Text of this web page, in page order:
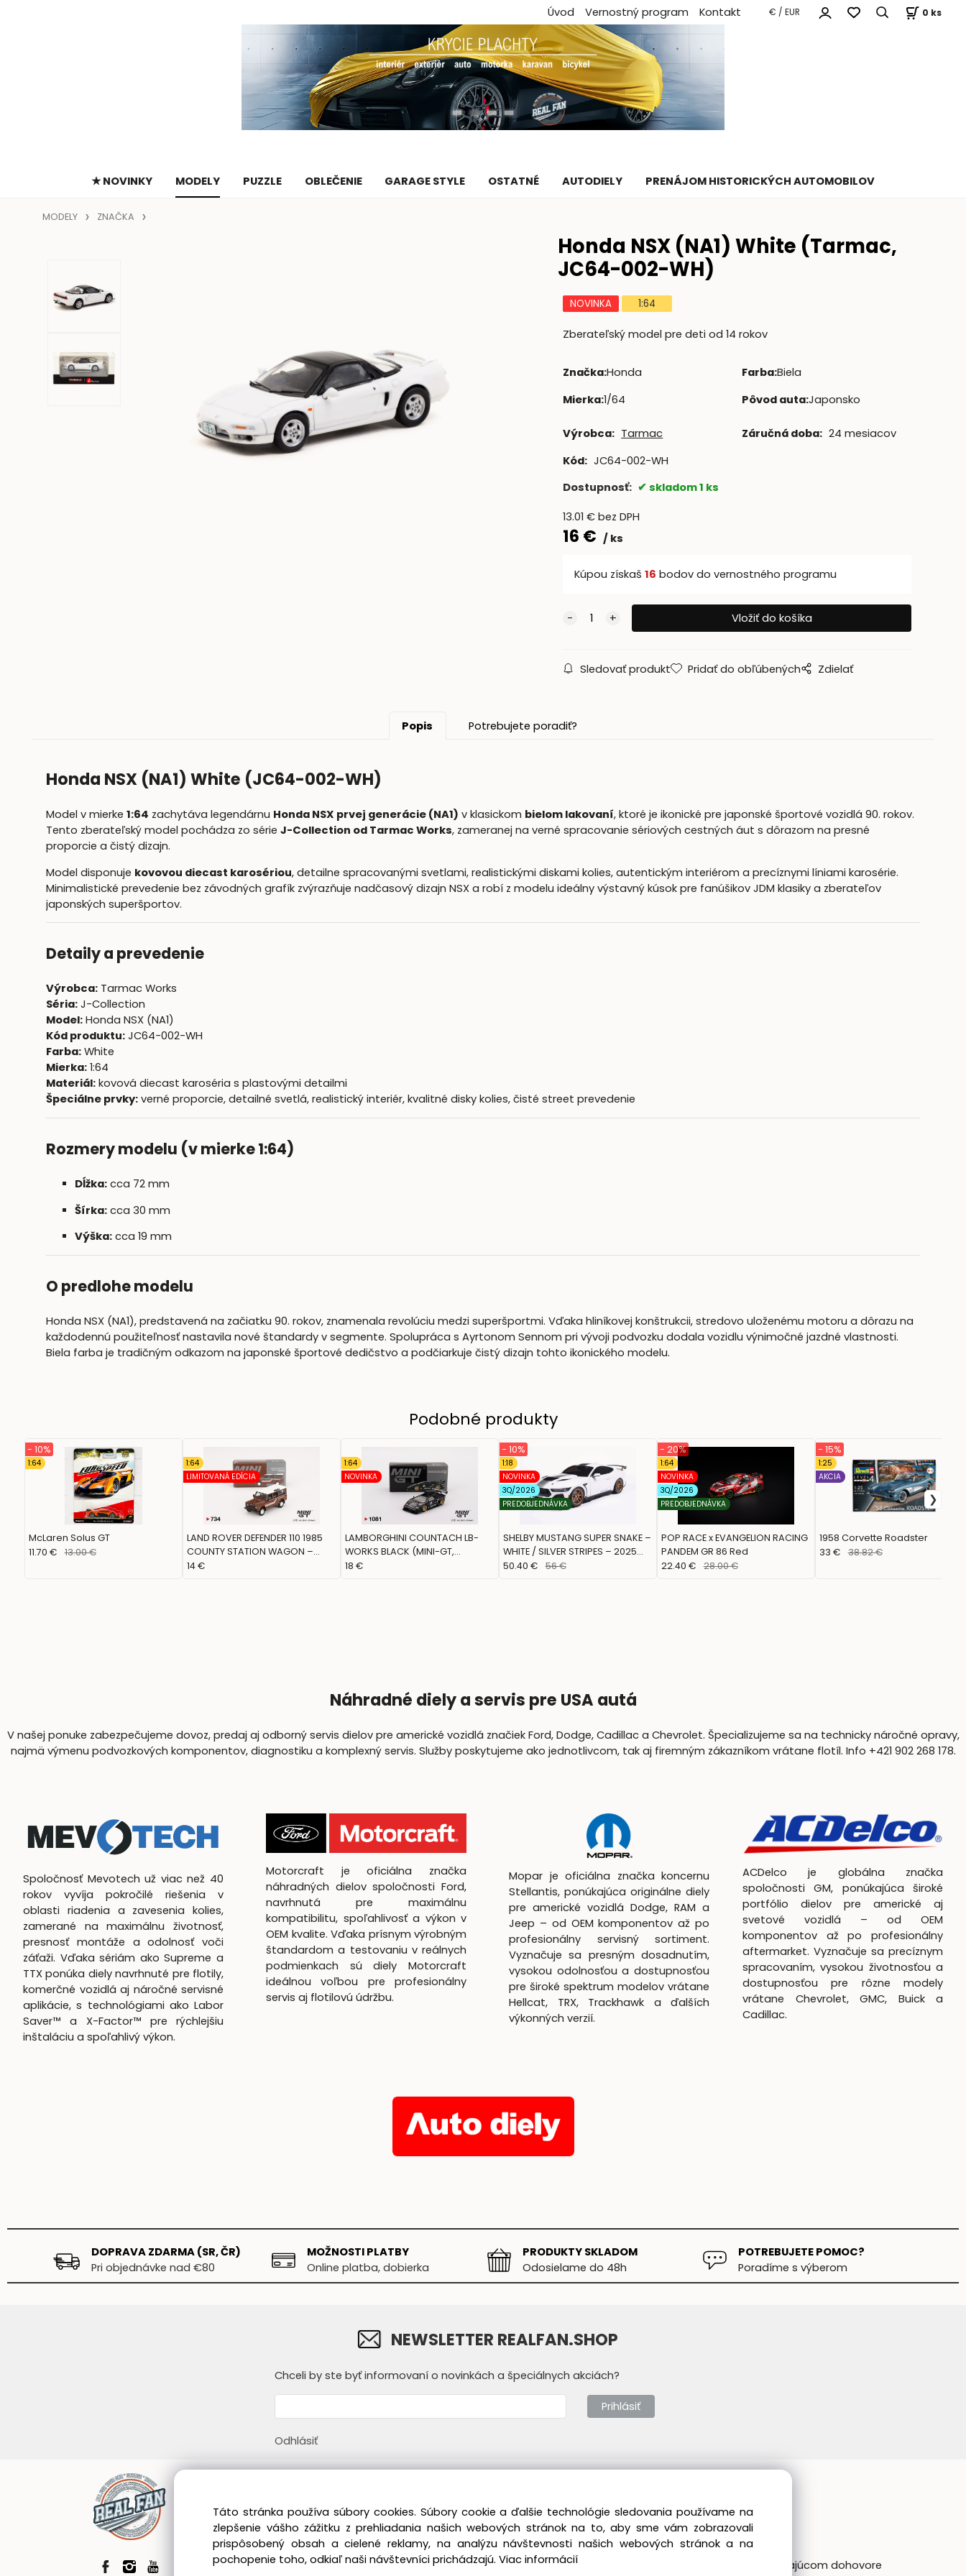
Úvod Vernostný program Kontakt € / EUR 0 ks
★ NOVINKY MODELY PUZZLE OBLEČENIE GARAGE STYLE OSTATNÉ AUTODIELY PRENÁJOM HISTORICKÝCH AUTOMOBILOV
MODELY ZNAČKA
Honda NSX (NA1) White (Tarmac,
JC64-002-WH)
NOVINKA 1:64
Zberateľský model pre deti od 14 rokov
Značka:Honda Farba:Biela
Mierka:1/64 Pôvod auta:Japonsko
Výrobca: Tarmac Záručná doba: 24 mesiacov
Kód: JC64-002-WH
Dostupnosť:
skladom 1 ks
13.01 €bez DPH
16 € ks
Kúpou získaš16 bodov do vernostného programu
Sledovať produkt Pridať do obľúbených Zdielať
Popis Potrebujete poradiť?
Honda NSX (NA1) White (JC64-002-WH)
Model v mierke 1:64 zachytáva legendárnu Honda NSX prvej generácie (NA1) v klasickom bielom lakovaní, ktoré je ikonické pre japonské športové vozidlá 90. rokov.
Tento zberateľský model pochádza zo série J-Collection od Tarmac Works, zameranej na verné spracovanie sériových cestných áut s dôrazom na presné
proporcie a čistý dizajn.
Model disponuje kovovou diecast karosériou, detailne spracovanými svetlami, realistickými diskami kolies, autentickým interiérom a precíznymi líniami karosérie.
Minimalistické prevedenie bez závodných grafík zvýrazňuje nadčasový dizajn NSX a robí z modelu ideálny výstavný kúsok pre fanúšikov JDM klasiky a zberateľov
japonských superšportov.
Detaily a prevedenie
Výrobca:Tarmac Works
Séria:J-Collection
Model:Honda NSX (NA1)
Kód produktu:JC64-002-WH
Farba:White
Mierka:1:64
Materiál:kovová diecast karoséria s plastovými detailmi
Špeciálne prvky:verné proporcie, detailné svetlá, realistický interiér, kvalitné disky kolies, čisté street prevedenie
Rozmery modelu (v mierke 1:64)
Dĺžka:cca 72 mm
Šírka:cca 30 mm
Výška:cca 19 mm
O predlohe modelu
Honda NSX (NA1), predstavená na začiatku 90. rokov, znamenala revolúciu medzi superšportmi. Vďaka hliníkovej konštrukcii, stredovo uloženému motoru a dôrazu na
každodennú použiteľnosť nastavila nové štandardy v segmente. Spolupráca s Ayrtonom Sennom pri vývoji podvozku dodala vozidlu výnimočné jazdné vlastnosti.
Biela farba je tradičným odkazom na japonské športové dedičstvo a podčiarkuje čistý dizajn tohto ikonického modelu.
Podobné produkty
McLaren Solus GT
1:64
- 10%
11.70 € 13.00 €
LAND ROVER DEFENDER 110 1985
COUNTY STATION WAGON –
RUSSET BROWN (MINI GT,
1:64
LIMITOVANÁ EDÍCIA
14 €
LAMBORGHINI COUNTACH LB-
WORKS BLACK (MINI-GT,
MGT01081)
1:64
NOVINKA
18 €
SHELBY MUSTANG SUPER SNAKE –
WHITE / SILVER STRIPES – 2025
(SOLIDO, S1813806)
1:18
NOVINKA
3Q/2026
PREDOBJEDNÁVKA
- 10%
50.40 € 56 €
POP RACE x EVANGELION RACING
PANDEM GR 86 Red
1:64
NOVINKA
3Q/2026
PREDOBJEDNÁVKA
- 20%
22.40 € 28.00 €
1958 Corvette Roadster
1:25
AKCIA
- 15%
33 € 38.82 €
Náhradné diely a servis pre USA autá
V našej ponuke zabezpečujeme dovoz, predaj aj odborný servis dielov pre americké vozidlá značiek Ford, Dodge, Cadillac a Chevrolet. Špecializujeme sa na technicky náročné opravy,
najmä výmenu podvozkových komponentov, diagnostiku a komplexný servis. Služby poskytujeme ako jednotlivcom, tak aj firemným zákazníkom vrátane flotíl. Info +421 902 268 178.
Spoločnosť Mevotech už viac než 40
rokov vyvíja pokročilé riešenia v
oblasti riadenia a zavesenia kolies,
zamerané na maximálnu životnosť,
presnosť montáže a odolnosť voči
záťaži. Vďaka sériám ako Supreme a
TTX ponúka diely navrhnuté pre flotily,
komerčné vozidlá aj náročné servisné
aplikácie, s technológiami ako Labor
Saver™ a X-Factor™ pre rýchlejšiu
inštaláciu a spoľahlivý výkon.
Motorcraft je oficiálna značka
náhradných dielov spoločnosti Ford,
navrhnutá pre maximálnu
kompatibilitu, spoľahlivosť a výkon v
OEM kvalite. Vďaka prísnym výrobným
štandardom a testovaniu v reálnych
podmienkach sú diely Motorcraft
ideálnou voľbou pre profesionálny
servis aj flotilovú údržbu.
Mopar je oficiálna značka koncernu
Stellantis, ponúkajúca originálne diely
pre americké vozidlá Dodge, RAM a
Jeep – od OEM komponentov až po
profesionálny servisný sortiment.
Vyznačuje sa presným dosadnutím,
vysokou odolnosťou a dostupnosťou
pre široké spektrum modelov vrátane
Hellcat, TRX, Trackhawk a ďalších
výkonných verzií.
ACDelco je globálna značka
spoločnosti GM, ponúkajúca široké
portfólio dielov pre americké aj
svetové vozidlá – od OEM
komponentov až po profesionálny
aftermarket. Vyznačuje sa precíznym
spracovaním, vysokou životnosťou a
dostupnosťou pre rôzne modely
vrátane Chevrolet, GMC, Buick a
Cadillac.
DOPRAVA ZDARMA (SR, ČR)
Pri objednávke nad €80
MOŽNOSTI PLATBY
Online platba, dobierka
PRODUKTY SKLADOM
Odosielame do 48h
POTREBUJETE POMOC?
Poradíme s výberom
NEWSLETTER REALFAN.SHOP
Chceli by ste byť informovaní o novinkách a špeciálnych akciách?
Prihlásiť
Odhlásiť
Obchodné podmienky
Zákaznícka sekcia
Blog
GDPR
Real Fan s.r.o.
Vukovarská 7382/1B
841 07 Bratislava -
Devínska Nová Ves
Tel:+421 905 475 341
Mail: shop@realfan.sk
Zákaznícka linka: 9:00-18:00
Osobný odber: po predchádajúcom dohovore
Táto stránka používa súbory cookies. Súbory cookie a ďalšie technológie sledovania používame na
zlepšenie vášho zážitku z prehliadania našich webových stránok na to, aby sme vám zobrazovali
prispôsobený obsah a cielené reklamy, na analýzu návštevnosti našich webových stránok a na
pochopenie toho, odkiaľ naši návštevníci prichádzajú. Viac informácií